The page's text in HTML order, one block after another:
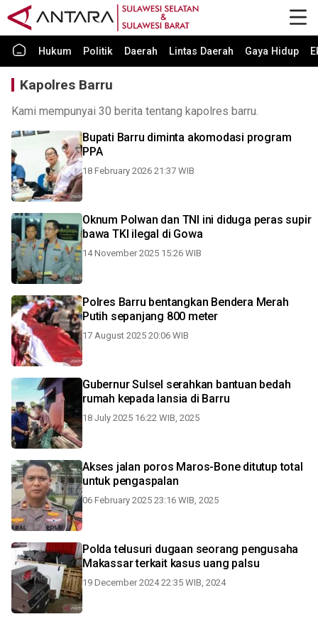
Hukum Politik Daerah Lintas Daerah Gaya Hidup
Kapolres Barru
Kami mempunyai 30 berita tentang kapolres barru.
Bupati Barru diminta akomodasi program
PPA
18 February 2026 21:37 WIB
Oknum Polwan dan TNI ini diduga peras supir
bawa TKI ilegal di Gowa
14 November 2025 15:26 WIB
Polres Barru bentangkan Bendera Merah
Putih sepanjang 800 meter
17 August 2025 20:06 WIB
Gubernur Sulsel serahkan bantuan bedah
rumah kepada lansia di Barru
18 July 2025 16:22 WIB, 2025
Akses jalan poros Maros-Bone ditutup total
untuk pengaspalan
06 February 2025 23:16 WIB, 2025
Polda telusuri dugaan seorang pengusaha
Makassar terkait kasus uang palsu
19 December 2024 22:35 WIB, 2024